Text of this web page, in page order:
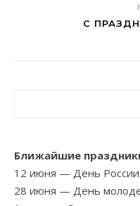
С
Ближайшие
12 июня — День России
28 июня — День